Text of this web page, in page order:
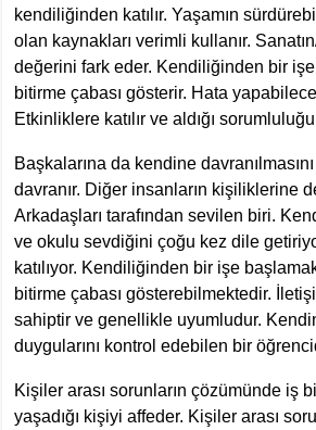
kendiliğinden katılır. Yaşamın
olan kaynakları verimli kullanır.
değerini fark eder. Kendiliğinden bir işe
bitirme çabası gösterir. Hata
Etkinliklere katılır ve aldığı
Başkalarına da kendine
davranır. Diğer insanların kişiliklerine
Arkadaşları tarafından sevilen biri.
ve okulu sevdiğini çoğu kez dile
katılıyor. Kendiliğinden bir işe
bitirme çabası gösterebilmektedir.
sahiptir ve genellikle uyumludur.
duygularını kontrol edebilen bir
Kişiler arası sorunların çözümünde iş
yaşadığı kişiyi affeder. Kişiler arası